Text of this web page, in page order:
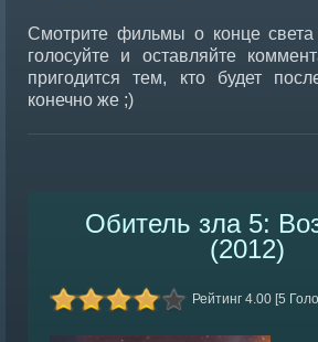
Смотрите фильмы о конце
голосуйте и оставляйте
пригодится тем, кто будет
конечно же ;)
Обитель зла 5:
(2012)
Рейтинг 4.00 [5